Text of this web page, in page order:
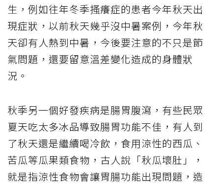
生，例如往年冬季搔癢症的患者今年秋天出
現症狀，以前秋天幾乎沒中暑案例，今年秋
天卻有人熱到中暑，今後要注意的不只是節
氣問題，還要留意溫差變化造成的身體狀
況。
秋季另一個好發疾病是腸胃腹瀉，有些民眾
夏天吃太多冰品導致腸胃功能不佳，有人到
了秋天還是繼續喝冷飲，食用涼性的西瓜、
苦瓜等瓜果類食物，古人說「秋瓜壞肚」，
就是指涼性食物會讓胃腸功能出現問題，造